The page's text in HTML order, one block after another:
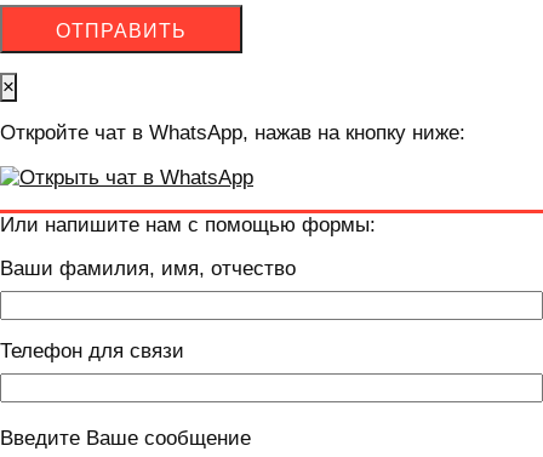
×
Откройте чат в WhatsApp, нажав на кнопку ниже:
Или напишите нам с помощью формы:
Ваши фамилия, имя, отчество
Телефон для связи
Введите Ваше сообщение